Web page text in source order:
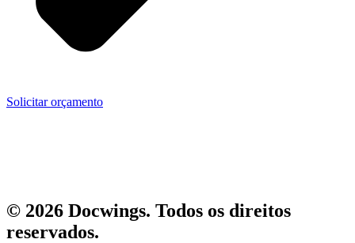
Solicitar orçamento
© 2026 Docwings. Todos os direitos
reservados.